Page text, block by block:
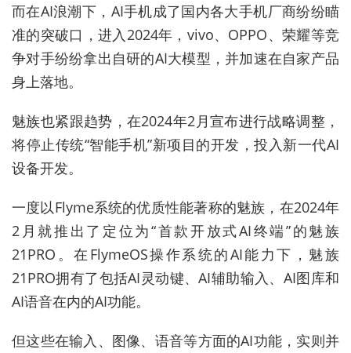
而在AI浪潮下，AI手机成了国内各大手机厂商纷纷瞄
准的突破口，进入2024年，vivo、OPPO、荣耀等竞
争对手纷纷拿出自研的AI大模型，并加速在自家产品
身上落地。
魅族也紧跟趋势，在2024年2月宣布进行战略调整，
将停止传统“智能手机”新项目的开发，投入新一代AI
设备开发。
一度以Flyme系统的优质性能著称的魅族，在2024年
2月就推出了定位为“首款开放式AI终端”的魅族
21PRO。在FlymeOS操作系统的AI能力下，魅族
21PRO拥有了包括AI灵动键、AI辅助输入、AI图库和
AI语音在内的AI功能。
但这些在输入、图像、语音等方面的AI功能，实则并